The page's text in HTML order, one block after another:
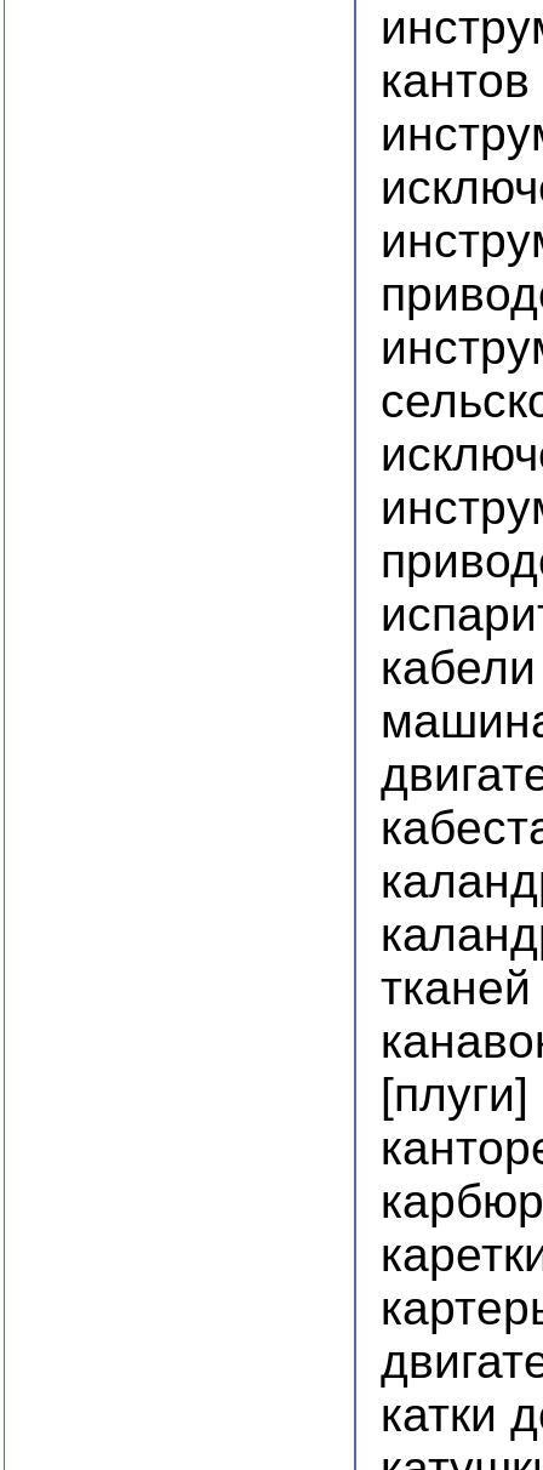
[плуги]
катки